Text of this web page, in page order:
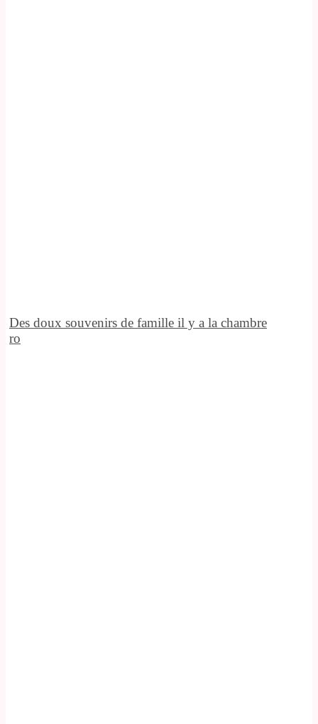
Des doux souvenirs de famille il y a la chambre
ro